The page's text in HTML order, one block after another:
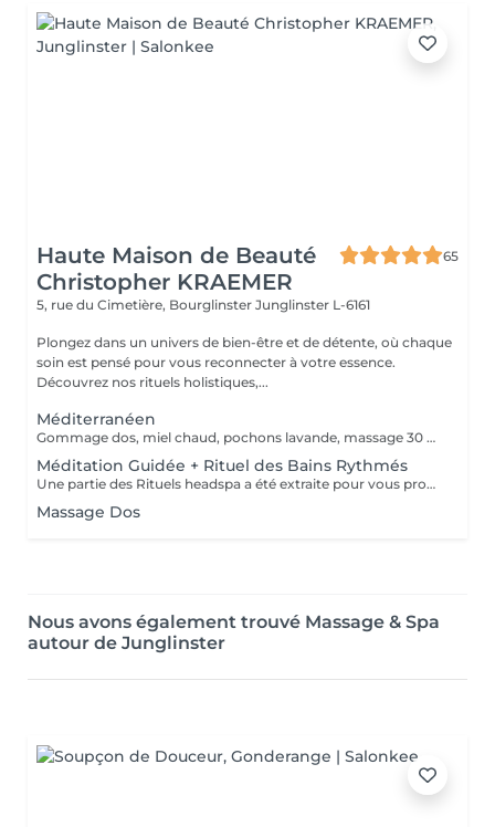
Haute Maison de Beauté
Christopher KRAEMER
65
5, rue du Cimetière, Bourglinster Junglinster L-6161
Plongez dans un univers de bien-être et de détente, où chaque
soin est pensé pour vous reconnecter à votre essence.
Découvrez nos rituels holistiques,...
Méditerranéen
Gommage dos, miel chaud, pochons lavande, massage 30 minutes
Méditation Guidée + Rituel des Bains Rythmés
Une partie des Rituels headspa a été extraite pour vous proposer cette formule courte de 20 min, afin de lâcher tout votre stress et de réguler vos émotions. Le bac à shampooing est rempli d'eau à 39°C, avec une synergie d'huiles essentielles spécifiques, en continu, à l'aide d'un bol pendant ces 20 min, l'eau aromatique est versée sur votre tête, et pendant ce temps, nous faisons un court exercice de sophrologie afin de vous mettre en pleine réceptivité pour continuer avec une méditation guidée. Un moment très relaxant et ressourçant
Massage Dos
Nous avons également trouvé Massage & Spa
autour de Junglinster